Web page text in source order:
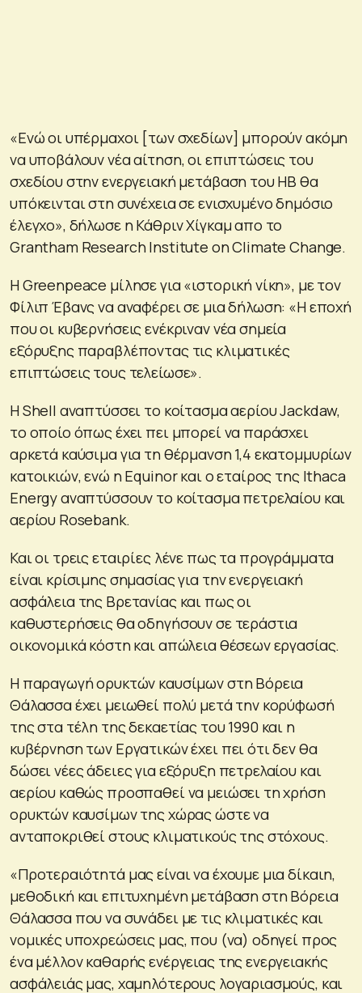
«Ενώ οι υπέρμαχοι [των σχεδίων] μπορούν ακόμη
να υποβάλουν νέα αίτηση, οι επιπτώσεις του
σχεδίου στην ενεργειακή μετάβαση του ΗΒ θα
υπόκεινται στη συνέχεια σε ενισχυμένο δημόσιο
έλεγχο», δήλωσε η Κάθριν Χίγκαμ απο το
Grantham Research Institute on Climate Change.
Η Greenpeace μίλησε για «ιστορική νίκη», με τον
Φίλιπ Έβανς να αναφέρει σε μια δήλωση: «Η εποχή
που οι κυβερνήσεις ενέκριναν νέα σημεία
εξόρυξης παραβλέποντας τις κλιματικές
επιπτώσεις τους τελείωσε».
Η Shell αναπτύσσει το κοίτασμα αερίου Jackdaw,
το οποίο όπως έχει πει μπορεί να παράσχει
αρκετά καύσιμα για τη θέρμανση 1,4 εκατομμυρίων
κατοικιών, ενώ η Equinor και ο εταίρος της Ithaca
Energy αναπτύσσουν το κοίτασμα πετρελαίου και
αερίου Rosebank.
Και οι τρεις εταιρίες λένε πως τα προγράμματα
είναι κρίσιμης σημασίας για την ενεργειακή
ασφάλεια της Βρετανίας και πως οι
καθυστερήσεις θα οδηγήσουν σε τεράστια
οικονομικά κόστη και απώλεια θέσεων εργασίας.
Η παραγωγή ορυκτών καυσίμων στη Βόρεια
Θάλασσα έχει μειωθεί πολύ μετά την κορύφωσή
της στα τέλη της δεκαετίας του 1990 και η
κυβέρνηση των Εργατικών έχει πει ότι δεν θα
δώσει νέες άδειες για εξόρυξη πετρελαίου και
αερίου καθώς προσπαθεί να μειώσει τη χρήση
ορυκτών καυσίμων της χώρας ώστε να
ανταποκριθεί στους κλιματικούς της στόχους.
«Προτεραιότητά μας είναι να έχουμε μια δίκαιη,
μεθοδική και επιτυχημένη μετάβαση στη Βόρεια
Θάλασσα που να συνάδει με τις κλιματικές και
νομικές υποχρεώσεις μας, που (να) οδηγεί προς
ένα μέλλον καθαρής ενέργειας της ενεργειακής
ασφάλειάς μας, χαμηλότερους λογαριασμούς, και